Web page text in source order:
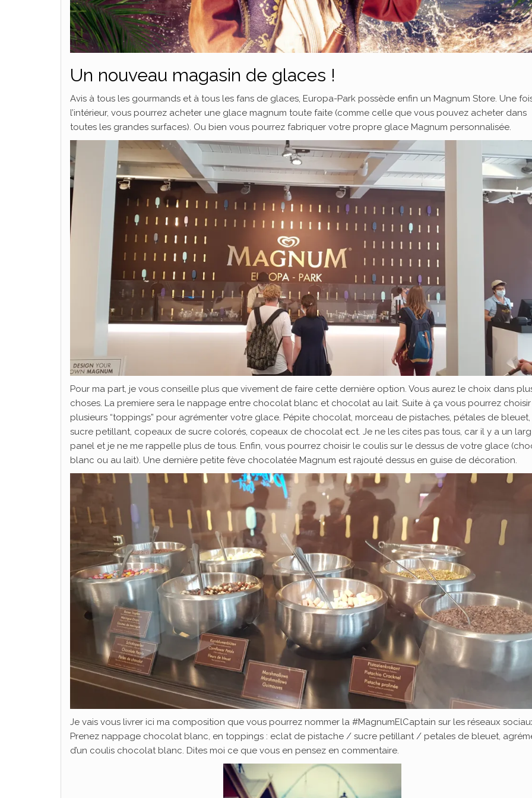
Un nouveau magasin de glaces !
Avis à tous les gourmands et à tous les fans de glaces, Europa-Park possède enfin un Magnum Store. Une
l’intérieur, vous pourrez acheter une glace magnum toute faite (comme celle que vous pouvez acheter dans
toutes les grandes surfaces). Ou bien vous pourrez fabriquer votre propre glace Magnum personnalisée.
Pour ma part, je vous conseille plus que vivement de faire cette dernière option. Vous aurez le choix dans
choses. La premiere sera le nappage entre chocolat blanc et chocolat au lait. Suite à ça vous pourrez choisir
plusieurs “toppings” pour agrémenter votre glace. Pépite chocolat, morceau de pistaches, pétales de bleuet,
sucre petillant, copeaux de sucre colorés, copeaux de chocolat ect. Je ne les cites pas tous, car il y a un
panel et je ne me rappelle plus de tous. Enfin, vous pourrez choisir le coulis sur le dessus de votre glace
blanc ou au lait). Une dernière petite fève chocolatée Magnum est rajouté dessus en guise de décoration.
Je vais vous livrer ici ma composition que vous pourrez nommer la #MagnumElCaptain sur les réseaux
Prenez nappage chocolat blanc, en toppings : eclat de pistache / sucre petillant / petales de bleuet,
d’un coulis chocolat blanc. Dites moi ce que vous en pensez en commentaire.